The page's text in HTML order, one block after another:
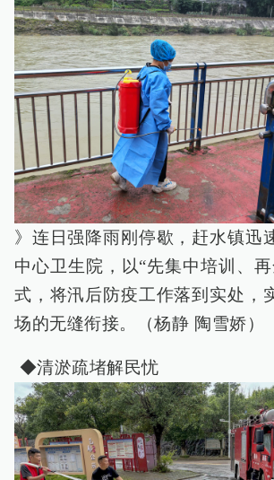
》连日强降雨刚停歇，赶水镇迅
中心卫生院，以“先集中培训、
式，将汛后防疫工作落到实处，
场的无缝衔接。（杨静 陶雪娇）
◆清淤疏堵解民忧